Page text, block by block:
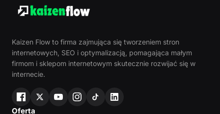
Kaizen Flow to firma zajmująca się tworzeniem stron
internetowych, SEO i optymalizacją, pomagająca małym
firmom i sklepom internetowym skutecznie rozwijać się w
internecie.
Oferta